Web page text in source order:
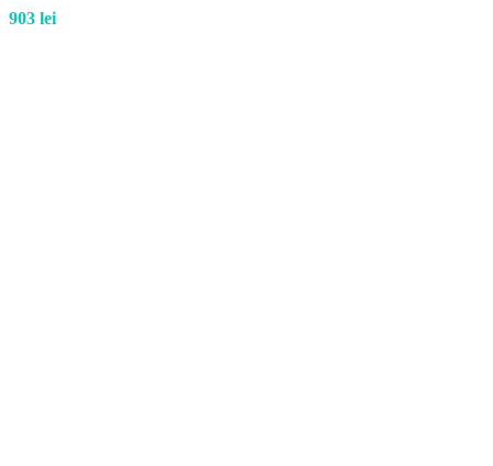
903 lei